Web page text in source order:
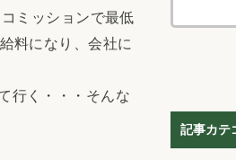
ミッションで最低
料になり、会社に
行く・・・そんな
記事カテ